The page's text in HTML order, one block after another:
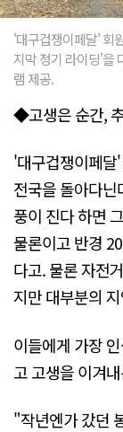
'대구겁쟁이페달' 회
지막 정기 라이딩'을
램 제공.
◆고생은 순간,
'대구겁쟁이페달
전국을 돌아다
풍이 진다 하면
물론이고 반경
다고. 물론 자전
지만 대부분의
이들에게 가장
고 고생을 이겨
"작년엔가 갔던